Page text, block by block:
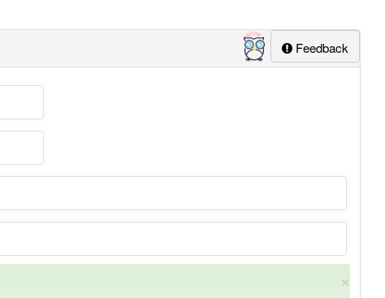
Feedback
×